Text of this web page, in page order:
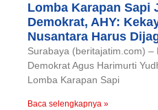
Lomba Karapan Sapi
Demokrat, AHY:
Nusantara Harus
Surabaya (beritajatim.com) –
Demokrat Agus Harimurti
Lomba Karapan Sapi
Baca selengkapnya »